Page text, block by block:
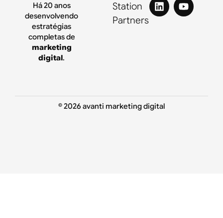
Há 20 anos
desenvolvendo
estratégias
completas de
marketing
digital.
© 2026 avanti marketing digital